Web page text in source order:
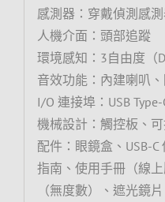
感測器：穿戴偵測感
人機介面：頭部追蹤
環境感知：3自由度（
音效功能：內建喇叭
I/O 連接埠：USB Type-
機械設計：觸控板、
配件：眼鏡盒、USB-
指南、使用手冊（線
（無度數）、遮光鏡